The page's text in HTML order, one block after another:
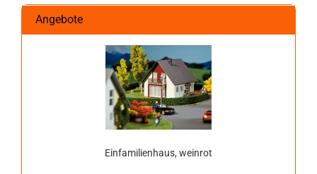
Angebote
Einfamilienhaus, weinrot